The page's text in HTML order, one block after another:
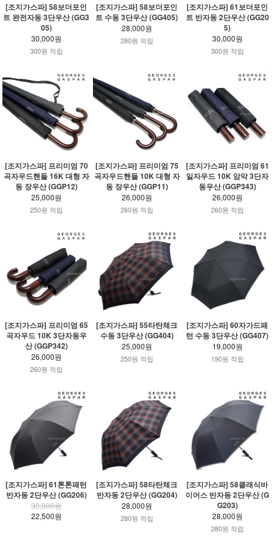
[조지가스파] 58보더포인
트 완전자동 3단우산 (GG3
05)
30,000원
300원 적립
[조지가스파] 58보더포인
트 수동 3단우산 (GG405)
28,000원
280원 적립
[조지가스파] 61보더포인
트 반자동 2단우산 (GG20
5)
30,000원
300원 적립
[조지가스파] 프리미엄 70
곡자우드핸들 16K 대형 자
동 장우산 (GGP12)
25,000원
250원 적립
[조지가스파] 프리미엄 75
곡자우드핸들 10K 대형 자
동 장우산 (GGP11)
26,000원
260원 적립
[조지가스파] 프리미엄 61
일자우드 10K 암막 3단자
동우산 (GGP343)
26,000원
260원 적립
[조지가스파] 프리미엄 65
곡자우드 10K 3단자동우
산 (GGP342)
26,000원
260원 적립
[조지가스파] 55타탄체크
수동 3단우산 (GG404)
25,000원
250원 적립
[조지가스파] 60자가드패
턴 수동 3단우산 (GG407)
19,000원
190원 적립
[조지가스파] 61톤톤패턴
반자동 2단우산 (GG206)
30,000원
22,500원
[조지가스파] 58타탄체크
반자동 2단우산 (GG204)
28,000원
280원 적립
[조지가스파] 58클래식바
이어스 반자동 2단우산 (G
G203)
28,000원
280원 적립